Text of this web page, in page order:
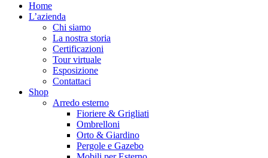
Home
L’azienda
Chi siamo
La nostra storia
Certificazioni
Tour virtuale
Esposizione
Contattaci
Shop
Arredo esterno
Fioriere & Grigliati
Ombrelloni
Orto & Giardino
Pergole e Gazebo